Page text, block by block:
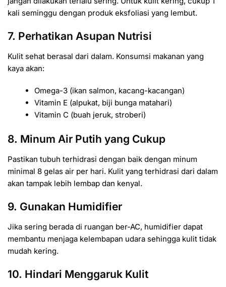
kali seminggu dengan produk eksfoliasi yang lembut.
7. Perhatikan Asupan Nutrisi
Kulit sehat berasal dari dalam. Konsumsi makanan yang
kaya akan:
Omega-3 (ikan salmon, kacang-kacangan)
Vitamin E (alpukat, biji bunga matahari)
Vitamin C (buah jeruk, stroberi)
8. Minum Air Putih yang Cukup
Pastikan tubuh terhidrasi dengan baik dengan minum
minimal 8 gelas air per hari. Kulit yang terhidrasi dari dalam
akan tampak lebih lembap dan kenyal.
9. Gunakan Humidifier
Jika sering berada di ruangan ber-AC, humidifier dapat
membantu menjaga kelembapan udara sehingga kulit tidak
mudah kering.
10. Hindari Menggaruk Kulit